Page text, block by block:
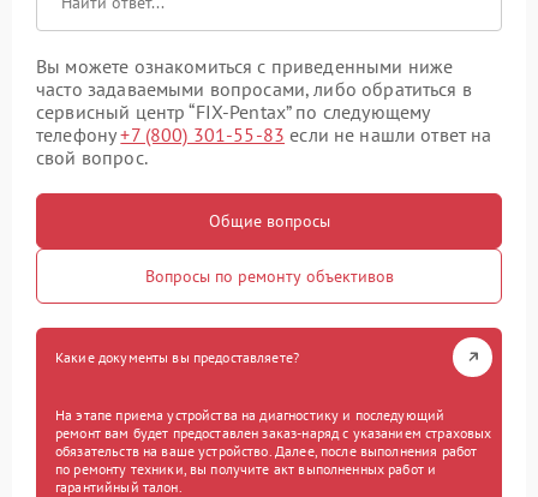
Вы можете ознакомиться с приведенными ниже
часто задаваемыми вопросами, либо обратиться в
сервисный центр “FIX-Pentax” по следующему
телефону+7 (800) 301-55-83 если не нашли ответ на
свой вопрос.
Общие вопросы
Вопросы по ремонту объективов
Какие документы вы предоставляете?
На этапе приема устройства на диагностику и последующий
ремонт вам будет предоставлен заказ-наряд с указанием страховых
обязательств на ваше устройство. Далее, после выполнения работ
по ремонту техники, вы получите акт выполненных работ и
гарантийный талон.